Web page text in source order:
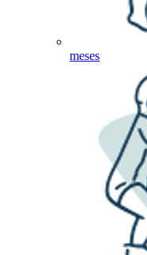
meses